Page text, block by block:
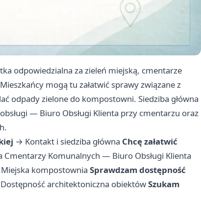
odpowiedzialna za zieleń miejską, cmentarze
mogą tu załatwić sprawy związane z
odpady zielone do kompostowni. Siedziba główna
— Biuro Obsługi Klienta przy cmentarzu oraz
→ Kontakt i siedziba główna Chcę załatwić
Cmentarzy Komunalnych — Biuro Obsługi Klienta
Miejska kompostownia Sprawdzam dostępność
Dostępność architektoniczna obiektówSzukam